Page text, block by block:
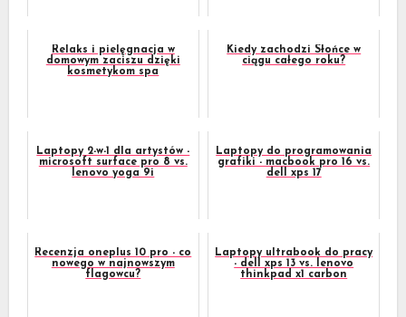
Relaks i pielęgnacja w
domowym zaciszu dzięki
kosmetykom spa
Kiedy zachodzi Słońce w
ciągu całego roku?
Laptopy 2-w-1 dla artystów -
microsoft surface pro 8 vs.
lenovo yoga 9i
Laptopy do programowania
grafiki - macbook pro 16 vs.
dell xps 17
Recenzja oneplus 10 pro - co
nowego w najnowszym
flagowcu?
Laptopy ultrabook do pracy
- dell xps 13 vs. lenovo
thinkpad x1 carbon